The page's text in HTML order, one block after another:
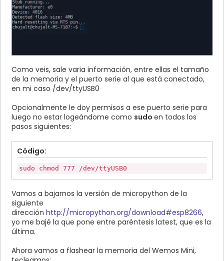
Como veis, sale varia información, entre ellas el tamaño
de la memoria y el puerto serie al que está conectado,
en mi caso /dev/ttyUSB0
Opcionalmente le doy permisos a ese puerto serie para
luego no estar logeándome como sudo en todos los
pasos siguientes:
Código:
sudo chmod 777 /dev/ttyUSB0
Vamos a bajarnos la versión de micropython de la
siguiente
dirección http://micropython.org/download#esp8266,
yo me bajé la que pone entre paréntesis latest, que es la
última.
Ahora vamos a flashear la memoria del Wemos Mini,